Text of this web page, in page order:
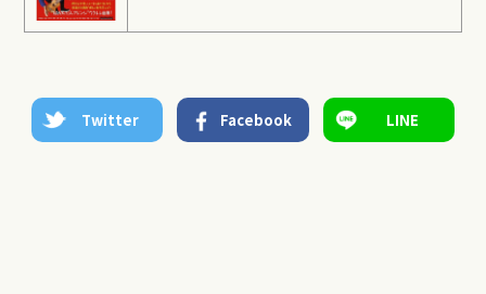
Twitter Facebook LINE